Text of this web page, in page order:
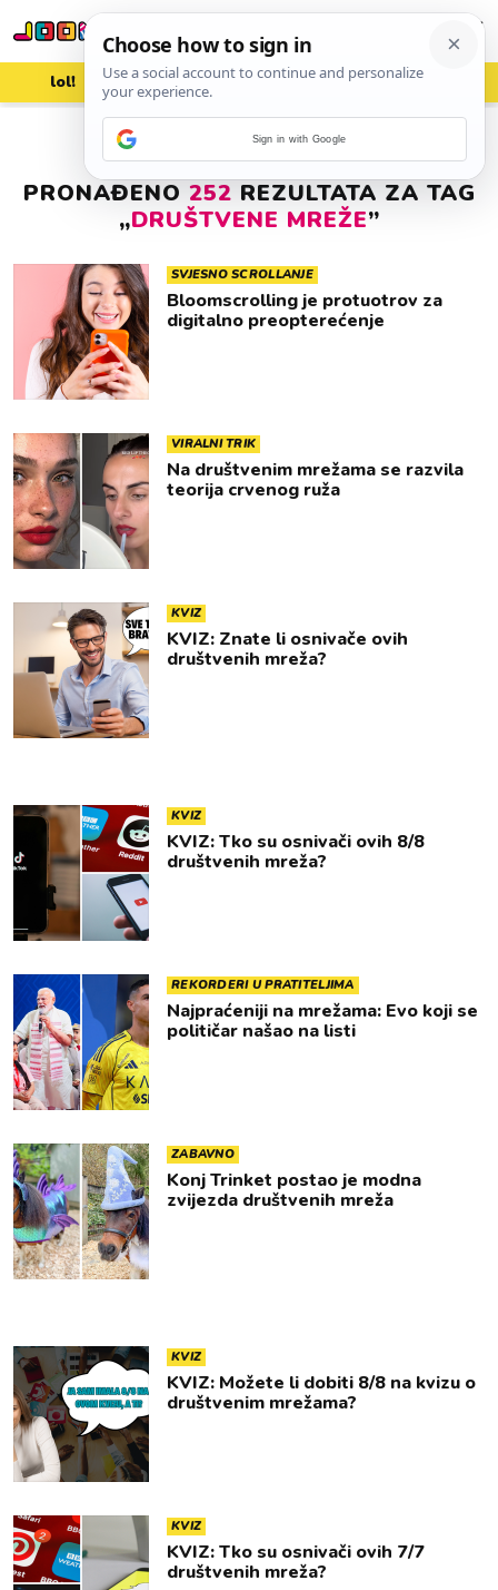
lol! aww vrh! woot?!
PRONAĐENO 252 REZULTATA ZA TAG
„DRUŠTVENE MREŽE”
SVJESNO SCROLLANJE
Bloomscrolling je protuotrov za
digitalno preopterećenje
VIRALNI TRIK
Na društvenim mrežama se razvila
teorija crvenog ruža
KVIZ
KVIZ: Znate li osnivače ovih
društvenih mreža?
KVIZ
KVIZ: Tko su osnivači ovih 8/8
društvenih mreža?
REKORDERI U PRATITELJIMA
Najpraćeniji na mrežama: Evo koji se
političar našao na listi
ZABAVNO
Konj Trinket postao je modna
zvijezda društvenih mreža
KVIZ
KVIZ: Možete li dobiti 8/8 na kvizu o
društvenim mrežama?
KVIZ
KVIZ: Tko su osnivači ovih 7/7
društvenih mreža?
Sign in with Google